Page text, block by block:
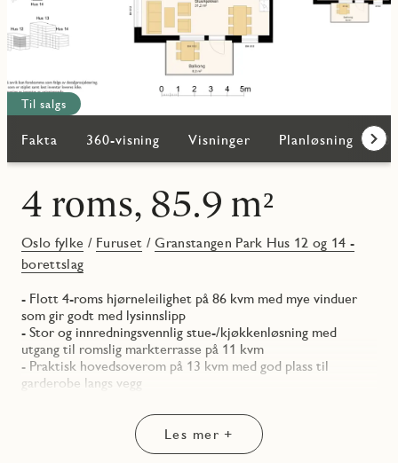
Til salgs
Fakta 360-visning Visninger Planløsning
4 roms, 85.9 m²
Oslo fylke / Furuset /Granstangen Park Hus 12 og 14 -
borettslag
- Flott 4-roms hjørneleilighet på 86 kvm med mye vinduer
som gir godt med lysinnslipp
- Stor og innredningsvennlig stue-/kjøkkenløsning med
utgang til romslig markterrasse på 11 kvm
- Praktisk hovedsoverom på 13 kvm med god plass til
garderobe langs vegg
kontor eller hva du måtte ønske
- Velg mellom to eller tre soverom; her kan Sov 3 fjernes slik
at stue-/kjøkken blir større
Les mer +